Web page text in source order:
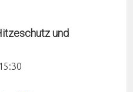
und
15:30